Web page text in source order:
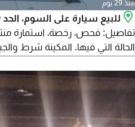
منذ 29 يوم
الحالة التي فيها. المكينة شرط
كامل 1500 ريال. السيارة
وشغال. النور شغال. بلوتوث شغال.